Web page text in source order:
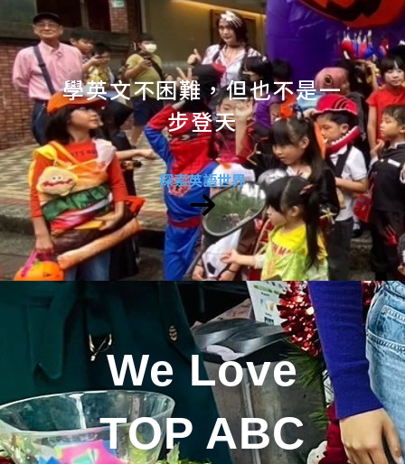
學英文不困難，但也不是一
步登天
探索英語世界
We Love
TOP ABC